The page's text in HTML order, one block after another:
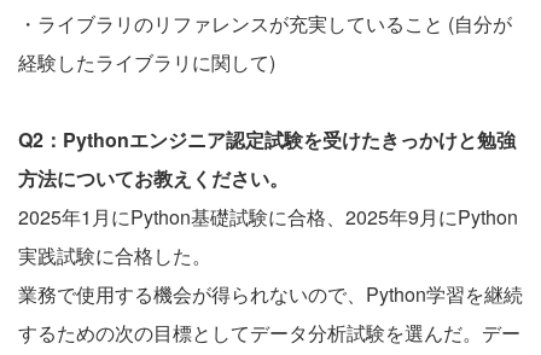
・ライブラリのリファレンスが充実していること (自分が
経験したライブラリに関して)
Q2：Pythonエンジニア認定試験を受けたきっかけと勉強
方法についてお教えください。
2025年1月にPython基礎試験に合格、2025年9月にPython
実践試験に合格した。
業務で使用する機会が得られないので、Python学習を継続
するための次の目標としてデータ分析試験を選んだ。デー